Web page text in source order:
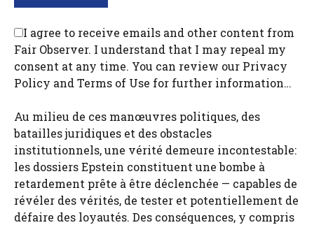
I agree to receive emails and other content from
Fair Observer. I understand that I may repeal my
consent at any time. You can review our Privacy
Policy and Terms of Use for further information…
Au milieu de ces manœuvres politiques, des
batailles juridiques et des obstacles
institutionnels, une vérité demeure incontestable:
les dossiers Epstein constituent une bombe à
retardement prête à être déclenchée — capables de
révéler des vérités, de tester et potentiellement de
défaire des loyautés. Des conséquences, y compris